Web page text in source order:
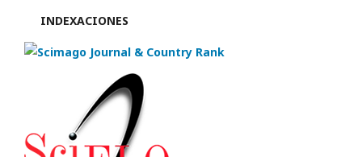
INDEXACIONES